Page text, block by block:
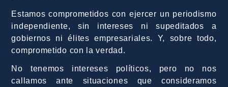
Estamos comprometidos con ejercer un periodismo
independiente, sin intereses ni supeditados a
gobiernos ni élites empresariales. Y, sobre todo,
comprometido con la verdad.
No tenemos intereses políticos, pero no nos
callamos ante situaciones que consideramos